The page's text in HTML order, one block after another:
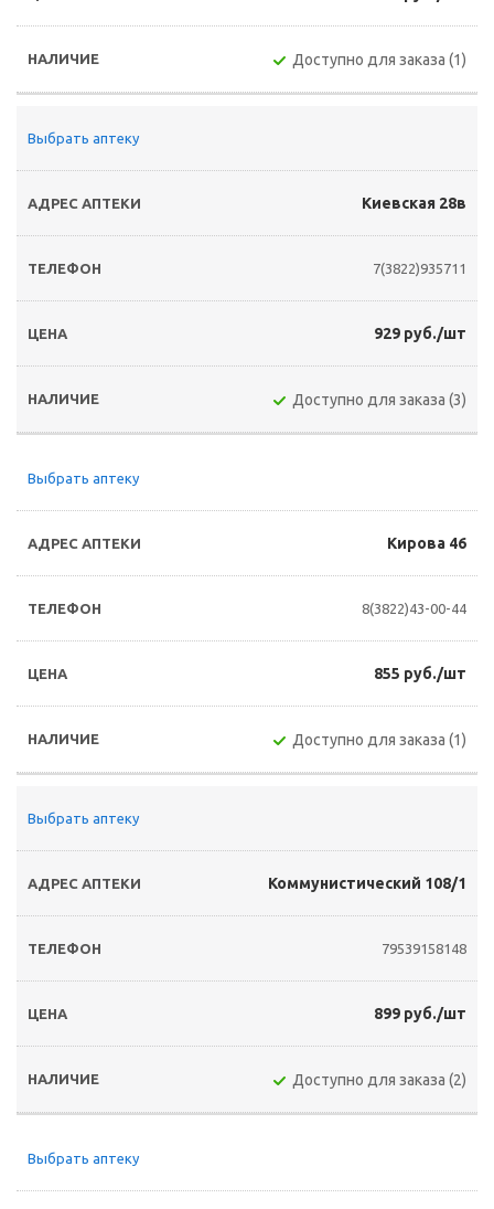
Доступно для заказа (1)
Выбрать аптеку
Киевская 28в
7(3822)935711
929 руб./шт
Доступно для заказа (3)
Выбрать аптеку
Кирова 46
8(3822)43-00-44
855 руб./шт
Доступно для заказа (1)
Выбрать аптеку
Коммунистический 108/1
79539158148
899 руб./шт
Доступно для заказа (2)
Выбрать аптеку